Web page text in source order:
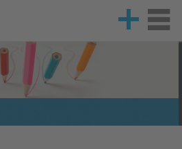
Pallotti-Str. 18
Limburg/Lahn